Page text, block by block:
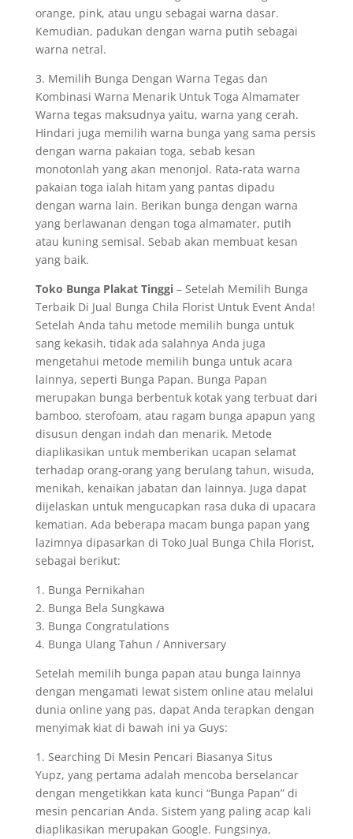
orange, pink, atau ungu sebagai warna dasar.
Kemudian, padukan dengan warna putih sebagai
warna netral.
3. Memilih Bunga Dengan Warna Tegas dan
Kombinasi Warna Menarik Untuk Toga Almamater
Warna tegas maksudnya yaitu, warna yang cerah.
Hindari juga memilih warna bunga yang sama persis
dengan warna pakaian toga, sebab kesan
monotonlah yang akan menonjol. Rata-rata warna
pakaian toga ialah hitam yang pantas dipadu
dengan warna lain. Berikan bunga dengan warna
yang berlawanan dengan toga almamater, putih
atau kuning semisal. Sebab akan membuat kesan
yang baik.
Toko Bunga Plakat Tinggi– Setelah Memilih Bunga
Terbaik Di Jual Bunga Chila Florist Untuk Event Anda!
Setelah Anda tahu metode memilih bunga untuk
sang kekasih, tidak ada salahnya Anda juga
mengetahui metode memilih bunga untuk acara
lainnya, seperti Bunga Papan. Bunga Papan
merupakan bunga berbentuk kotak yang terbuat dari
bamboo, sterofoam, atau ragam bunga apapun yang
disusun dengan indah dan menarik. Metode
diaplikasikan untuk memberikan ucapan selamat
terhadap orang-orang yang berulang tahun, wisuda,
menikah, kenaikan jabatan dan lainnya. Juga dapat
dijelaskan untuk mengucapkan rasa duka di upacara
kematian. Ada beberapa macam bunga papan yang
lazimnya dipasarkan di Toko Jual Bunga Chila Florist,
sebagai berikut:
1. Bunga Pernikahan
2. Bunga Bela Sungkawa
3. Bunga Congratulations
4. Bunga Ulang Tahun / Anniversary
Setelah memilih bunga papan atau bunga lainnya
dengan mengamati lewat sistem online atau melalui
dunia online yang pas, dapat Anda terapkan dengan
menyimak kiat di bawah ini ya Guys:
1. Searching Di Mesin Pencari Biasanya Situs
Yupz, yang pertama adalah mencoba berselancar
dengan mengetikkan kata kunci “Bunga Papan” di
mesin pencarian Anda. Sistem yang paling acap kali
diaplikasikan merupakan Google. Fungsinya,